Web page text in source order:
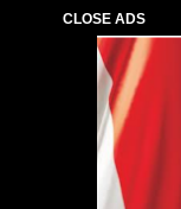
CLOSE ADS